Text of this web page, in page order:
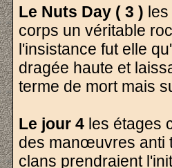
Le Nuts Day ( 3 )
corps un véritable
l'insistance fut elle
dragée haute et
terme de mort mais
Le jour 4 les étages
des manœuvres anti
clans prendraient